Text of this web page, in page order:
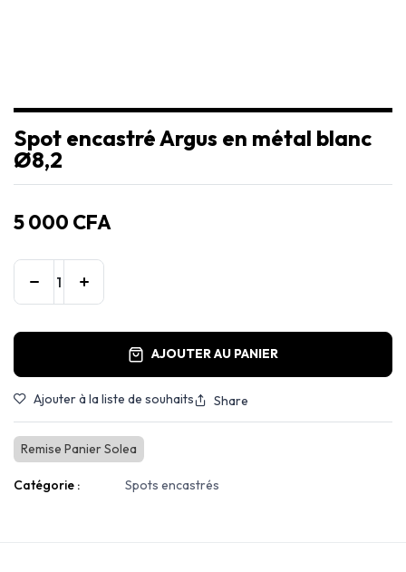
Spot encastré Argus en métal blanc
Ø8,2
5 000 CFA
AJOUTER AU PANIER
Ajouter à la liste de souhaits Share
Remise Panier Solea
Catégorie : Spots encastrés